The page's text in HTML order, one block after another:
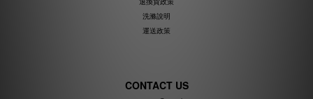
洗滌說明
運送政策
CONTACT US